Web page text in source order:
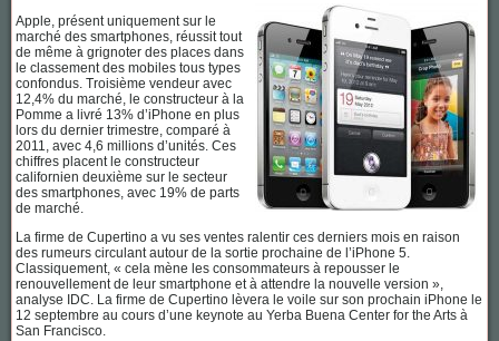
Apple, présent uniquement sur le
marché des smartphones, réussit tout
de même à grignoter des places dans
le classement des mobiles tous types
confondus. Troisième vendeur avec
12,4% du marché, le constructeur à la
Pomme a livré 13% d’iPhone en plus
lors du dernier trimestre, comparé à
2011, avec 4,6 millions d’unités. Ces
chiffres placent le constructeur
californien deuxième sur le secteur
des smartphones, avec 19% de parts
de marché.
La firme de Cupertino a vu ses ventes ralentir ces derniers mois en raison
des rumeurs circulant autour de la sortie prochaine de l’iPhone 5.
Classiquement, « cela mène les consommateurs à repousser le
renouvellement de leur smartphone et à attendre la nouvelle version »,
analyse IDC. La firme de Cupertino lèvera le voile sur son prochain iPhone le
12 septembre au cours d’une keynote au Yerba Buena Center for the Arts à
San Francisco.